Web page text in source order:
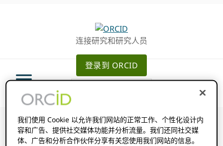
连接研究和研究人员
登录到 ORCID
我们使用 Cookie 以允许我们网站的正常工作、个性化设计内
容和广告、提供社交媒体功能并分析流量。我们还同社交媒
体、广告和分析合作伙伴分享有关您使用我们网站的信息。